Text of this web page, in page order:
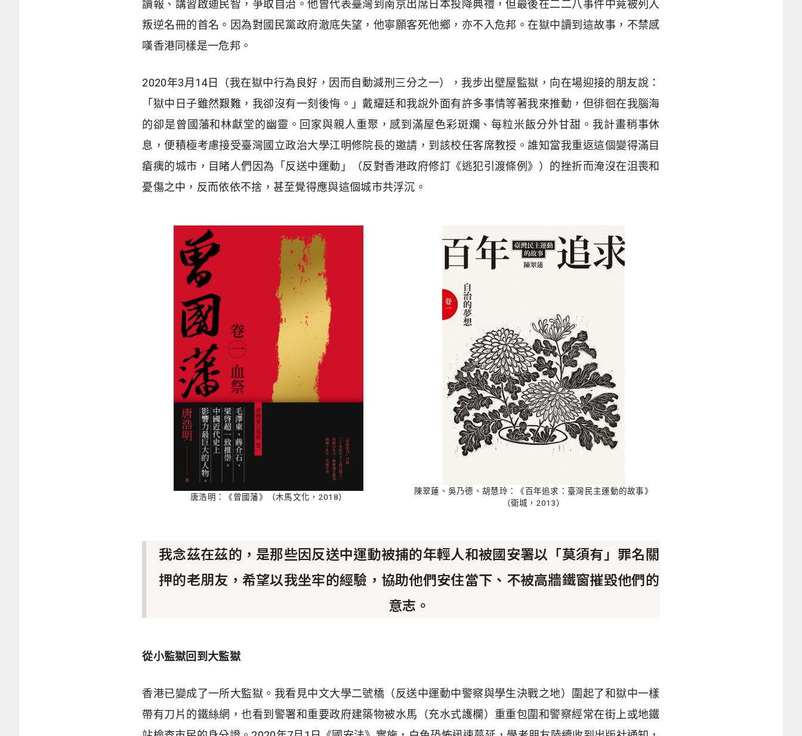
讀報、講習啟迪民智，爭取自治。他曾代表臺灣到南京出席日本投降典禮，但最後在二二八事件中竟被列入
叛逆名冊的首名。因為對國民黨政府澈底失望，他寧願客死他鄉，亦不入危邦。在獄中讀到這故事，不禁感
嘆香港同樣是一危邦。
2020年3月14日（我在獄中行為良好，因而自動減刑三分之一），我步出壁屋監獄，向在場迎接的朋友說：
「獄中日子雖然艱難，我卻沒有一刻後悔。」戴耀廷和我說外面有許多事情等著我來推動，但徘徊在我腦海
的卻是曾國藩和林獻堂的幽靈。回家與親人重聚，感到滿屋色彩斑斕、每粒米飯分外甘甜。我計畫稍事休
息，便積極考慮接受臺灣國立政治大學江明修院長的邀請，到該校任客席教授。誰知當我重返這個變得滿目
瘡痍的城市，目睹人們因為「反送中運動」（反對香港政府修訂《逃犯引渡條例》）的挫折而淹沒在沮喪和
憂傷之中，反而依依不捨，甚至覺得應與這個城市共浮沉。
唐浩明：《曾國藩》（木馬文化，2018）
陳翠蓮、吳乃德、胡慧玲：《百年追求：臺灣民主運動的故事》
（衛城，2013）
我念茲在茲的，是那些因反送中運動被捕的年輕人和被國安署以「莫須有」罪名關
押的老朋友，希望以我坐牢的經驗，協助他們安住當下、不被高牆鐵窗摧毀他們的
意志。
從小監獄回到大監獄
香港已變成了一所大監獄。我看見中文大學二號橋（反送中運動中警察與學生決戰之地）圍起了和獄中一樣
帶有刀片的鐵絲網，也看到警署和重要政府建築物被水馬（充水式護欄）重重包圍和警察經常在街上或地鐵